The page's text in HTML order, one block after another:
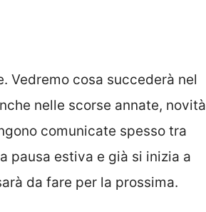
Vedremo cosa succederà nel
nelle scorse annate, novità
comunicate spesso tra
pausa estiva e già si inizia a
da fare per la prossima.